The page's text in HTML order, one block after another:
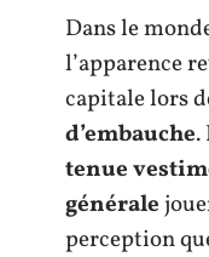
Dans le
l’apparence
capitale lors
d’embauche.
tenue
générale
perception